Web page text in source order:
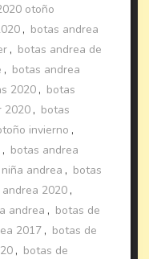
otoño
, botas andrea
, botas andrea de
, botas andrea
2020 , botas
2020 , botas
invierno ,
, botas andrea
andrea , botas
2020 ,
andrea , botas de
2017 , botas de
, botas de